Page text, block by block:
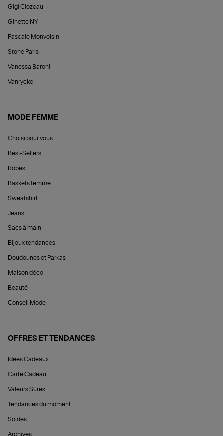
Gigi Clozeau
Ginette NY
Pascale Monvoisin
Stone Paris
Vanessa Baroni
Vanrycke
MODE FEMME
Choisi pour vous
Best-Sellers
Robes
Baskets femme
Sweatshirt
Jeans
Sacs à main
Bijoux tendances
Doudounes et Parkas
Maison déco
Beauté
Conseil Mode
OFFRES ET TENDANCES
Idées Cadeaux
Carte Cadeau
Valeurs Sûres
Tendances du moment
Soldes
Archives